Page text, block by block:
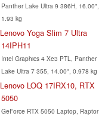
Panther Lake Ultra 9 386H, 16.00",
1.93 kg
Lenovo Yoga Slim 7 Ultra
14IPH11
Intel Graphics 4 Xe3 PTL, Panther
Lake Ultra 7 355, 14.00", 0.978 kg
Lenovo LOQ 17IRX10, RTX
5050
GeForce RTX 5050 Laptop, Raptor